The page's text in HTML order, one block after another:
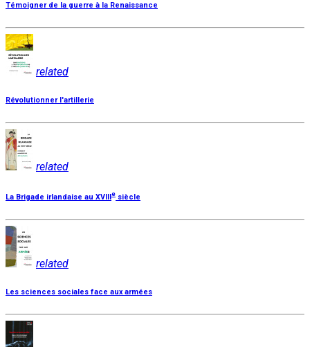
Témoigner de la guerre à la Renaissance
related
Révolutionner l'artillerie
related
La Brigade irlandaise au XVIIIe siècle
related
Les sciences sociales face aux armées